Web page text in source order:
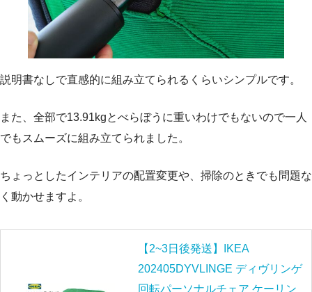
説明書なしで直感的に組み立てられるくらいシンプルです。
また、全部で13.91kgとべらぼうに重いわけでもないので一人
でもスムーズに組み立てられました。
ちょっとしたインテリアの配置変更や、掃除のときでも問題な
く動かせますよ。
【2~3日後発送】IKEA
202405DYVLINGE ディヴリンゲ
回転パーソナルチェア ケーリン